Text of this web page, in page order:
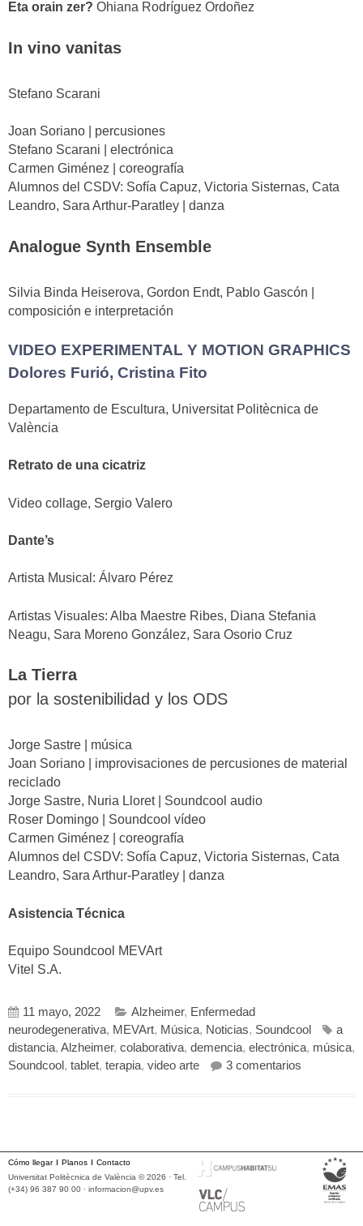
Eta orain zer? Ohiana Rodríguez Ordoñez
In vino vanitas
Stefano Scarani
Joan Soriano | percusiones
Stefano Scarani | electrónica
Carmen Giménez | coreografía
Alumnos del CSDV: Sofía Capuz, Victoria Sisternas, Cata
Leandro, Sara Arthur-Paratley | danza
Analogue Synth Ensemble
Silvia Binda Heiserova, Gordon Endt, Pablo Gascón |
composición e interpretación
VIDEO EXPERIMENTAL Y MOTION GRAPHICS
Dolores Furió, Cristina Fito
Departamento de Escultura, Universitat Politècnica de
València
Retrato de una cicatriz
Video collage, Sergio Valero
Dante’s
Artista Musical: Álvaro Pérez
Artistas Visuales: Alba Maestre Ribes, Diana Stefania
Neagu, Sara Moreno González, Sara Osorio Cruz
La Tierra
por la sostenibilidad y los ODS
Jorge Sastre | música
Joan Soriano | improvisaciones de percusiones de material
reciclado
Jorge Sastre, Nuria Lloret | Soundcool audio
Roser Domingo | Soundcool vídeo
Carmen Giménez | coreografía
Alumnos del CSDV: Sofía Capuz, Victoria Sisternas, Cata
Leandro, Sara Arthur-Paratley | danza
Asistencia Técnica
Equipo Soundcool MEVArt
Vitel S.A.
11 mayo, 2022 Alzheimer, Enfermedad
neurodegenerativa, MEVArt, Música, Noticias, Soundcool
a
distancia, Alzheimer, colaborativa, demencia, electrónica, música,
Soundcool , tablet, terapia, video arte 3 comentarios
Cómo llegar Planos
Contacto
Universitat Politècnica de València © 2026 · Tel.
(+34) 96 387 90 00 · informacion@upv.es